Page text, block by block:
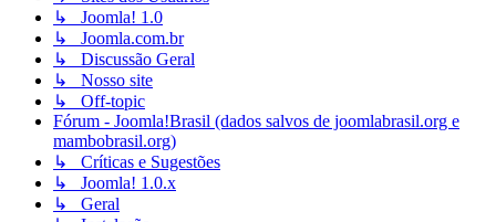
↳ Joomla! 1.0
↳ Joomla.com.br
↳ Discussão Geral
↳ Nosso site
↳ Off-topic
Fórum - Joomla!Brasil (dados salvos de joomlabrasil.org e
mambobrasil.org)
↳ Críticas e Sugestões
↳ Joomla! 1.0.x
↳ Geral